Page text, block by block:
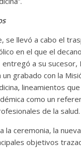
se llevó a cabo el
en el que el
a su sucesor,
grabado con la
lineamientos
como un
de la salud.
la ceremonia, la
objetivos